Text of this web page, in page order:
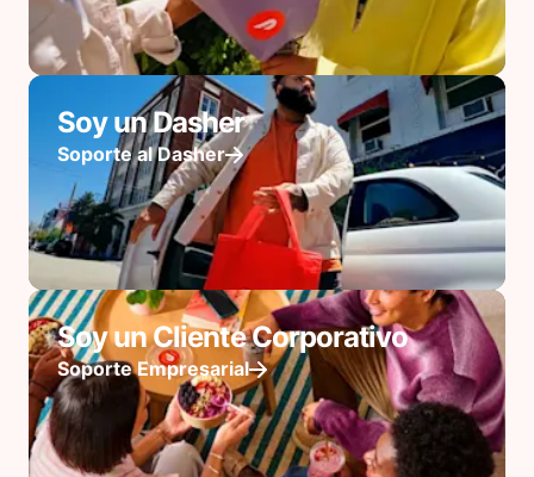
Soy un Dasher
Soporte al Dasher
Soy un Cliente Corporativo
Soporte Empresarial